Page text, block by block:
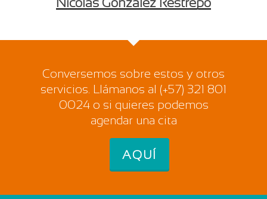
Conversemos sobre estos y otros
servicios. Llámanos al (+57) 321 801
0024 o si quieres podemos
agendar una cita
AQUÍ